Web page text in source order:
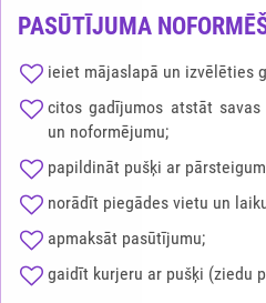
PASŪTĪJUMA
ieiet mājaslapā un izvēlēties
citos gadījumos atstāt
un noformējumu;
papildināt pušķi ar
norādīt piegādes vietu un
apmaksāt pasūtījumu;
gaidīt kurjeru ar pušķi (ziedu